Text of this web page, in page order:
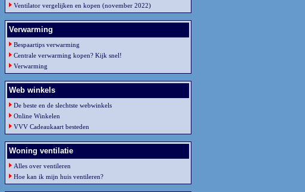
Ventilator vergelijken en kopen (november 2022)
Verwarming
Bespaartips verwarming
Centrale verwarming kopen? Kijk snel!
Verwarming
Web winkels
De beste en de slechtste webwinkels
Online Winkelen
VVV Cadeaukaart besteden
Woning ventilatie
Alles over ventileren
Hoe kan ik mijn huis ventileren?